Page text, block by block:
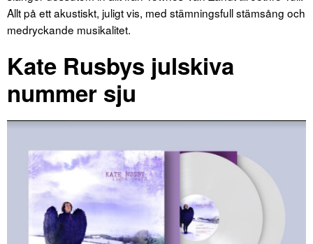
Allt på ett akustiskt, juligt vis, med stämningsfull stämsång och
medryckande musikalitet.
Kate Rusbys julskiva
nummer sju